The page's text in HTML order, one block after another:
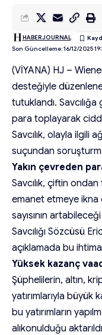
Son Güncelleme: 16/12/2025
HABERJOURNAL
(VİYANA) HJ –
desteğiyle
tutuklandı.
para toplayarak
Savcılık, olayla ilgili
suçundan
Yakın çevreden
Savcılık, çiftin
emanet etmeye
sayısının
Savcılığı Sözcüsü
açıklamada bu
Yüksek kazanç
Şüphelilerin, altın,
yatırımlarıyla
bu yatırımların
alıkonulduğu